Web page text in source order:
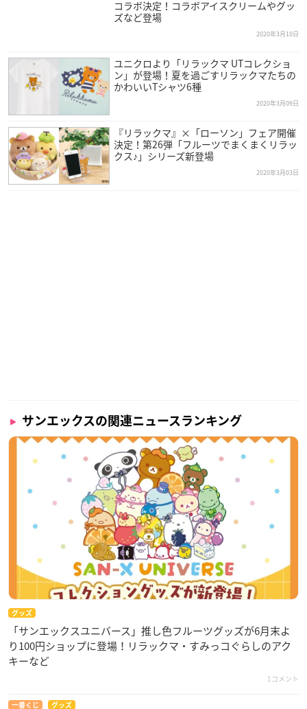
コラボ決定！コラボアイスクリームやグッ
ズなど登場
2020年3月10日
ユニクロより「リラックマ UTコレクショ
ン」が登場！夏を過ごすリラックマたちの
かわいいTシャツ6種
2020年3月09日
『リラックマ』×「ローソン」フェア開催
決定！第26弾「フルーツでまくまくリラッ
クス♪」シリーズ新登場
2020年3月03日
サンエックスの関連ニュースランキング
グッズ
「サンエックスユニバース」推し色フルーツグッズが6月末よ
り100円ショップに登場！リラックマ・すみっコぐらしのアク
キーなど
1コメント
一番くじ グッズ